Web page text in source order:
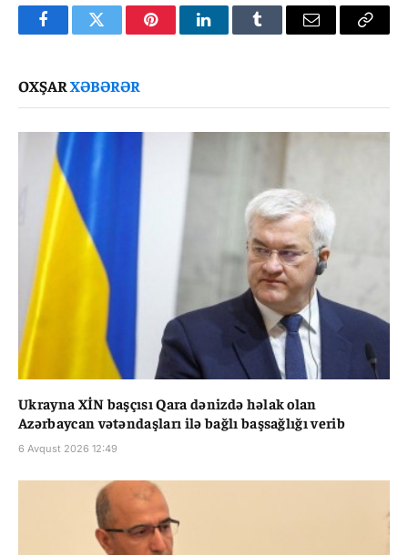
FacebookTwitter PinterestLinkedInTumblr Email
Copy
OXŞARXƏBƏRƏR
Ukrayna XİN başçısı Qara dənizdə həlak olan
Azərbaycan vətəndaşları ilə bağlı başsağlığı verib
6 Avqust 2026 12:49